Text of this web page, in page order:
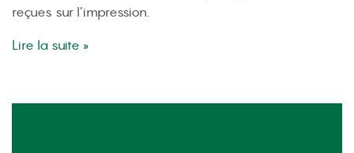
reçues sur l’impression.
Lire la suite »